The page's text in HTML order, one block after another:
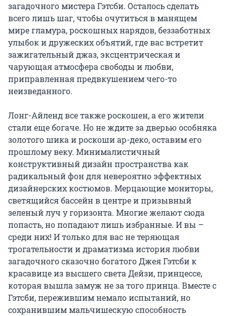
загадочного мистера Гэтсби. Осталось сделать
всего лишь шаг, чтобы очутиться в манящем
мире гламура, роскошных нарядов, беззаботных
улыбок и дружеских объятий, где вас встретит
зажигательный джаз, эксцентрическая и
чарующая атмосфера свободы и любви,
приправленная предвкушением чего-то
неизведанного.
Лонг-Айленд все также роскошен, а его жители
стали еще богаче. Но не ждите за дверью особняка
золотого шика и роскоши ар-деко, оставим его
прошлому веку. Минималистичный
конструктивный дизайн пространства как
радикальный фон для невероятно эффектных
дизайнерских костюмов. Мерцающие мониторы,
светящийся бассейн в центре и призывный
зеленый луч у горизонта. Многие желают сюда
попасть, но попадают лишь избранные. И вы –
среди них! И только для вас не теряющая
трогательности и драматизма история любви
загадочного сказочно богатого Джея Гэтсби к
красавице из высшего света Дейзи, принцессе,
которая вышла замуж не за того принца. Вместе с
Гэтсби, пережившим немало испытаний, но
сохранившим мальчишескую способность